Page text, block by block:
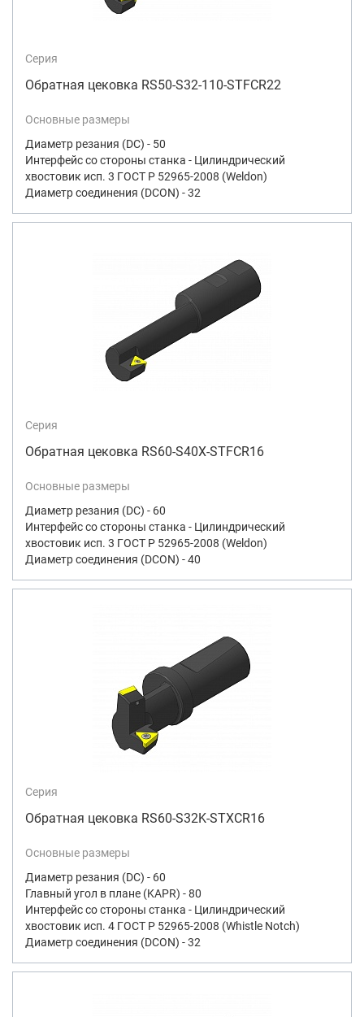
Серия
Обратная цековка RS50-S32-110-STFCR22
Основные размеры
Диаметр резания (DC) - 50
Интерфейс со стороны станка - Цилиндрический
хвостовик исп. 3 ГОСТ Р 52965-2008 (Weldon)
Диаметр соединения (DCON) - 32
Серия
Обратная цековка RS60-S40X-STFCR16
Основные размеры
Диаметр резания (DC) - 60
Интерфейс со стороны станка - Цилиндрический
хвостовик исп. 3 ГОСТ Р 52965-2008 (Weldon)
Диаметр соединения (DCON) - 40
Серия
Обратная цековка RS60-S32K-STXCR16
Основные размеры
Диаметр резания (DC) - 60
Главный угол в плане (KAPR) - 80
Интерфейс со стороны станка - Цилиндрический
хвостовик исп. 4 ГОСТ Р 52965-2008 (Whistle Notch)
Диаметр соединения (DCON) - 32